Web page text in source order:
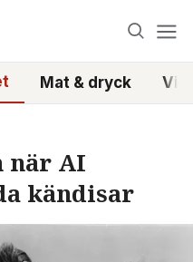
Mat & dryck
när AI
kändisar